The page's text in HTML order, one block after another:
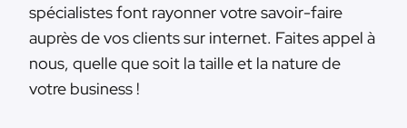
spécialistes font rayonner votre savoir-faire
auprès de vos clients sur internet. Faites appel à
nous, quelle que soit la taille et la nature de
votre business !